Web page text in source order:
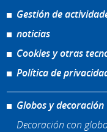
Gestión de
noticias
Cookies y otras
Política de
Globos y decoración
Decoración con